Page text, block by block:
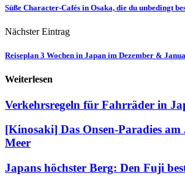
Süße Character-Cafés in Osaka, die du unbedingt
Nächster Eintrag
Reiseplan 3 Wochen in Japan im Dezember &
Weiterlesen
Verkehrsregeln für Fahrräder in
[Kinosaki] Das Onsen-Paradies am
Meer
Japans höchster Berg: Den Fuji